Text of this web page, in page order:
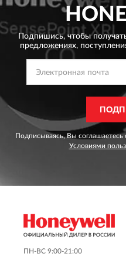
Подпишись, чтобы
предложениях,
Подписываясь, Вы соглашаетесь
Условиями
ПН-ВС 9:00-21:00